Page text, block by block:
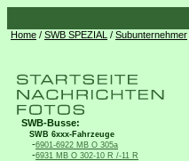
Home / SWB SPEZIAL / Subunternehmer
SWB-Busse:
SWB 6xxx-Fahrzeuge
-6901-6922 MB O 305a
-6931 MB O 302-10 R /-11 R